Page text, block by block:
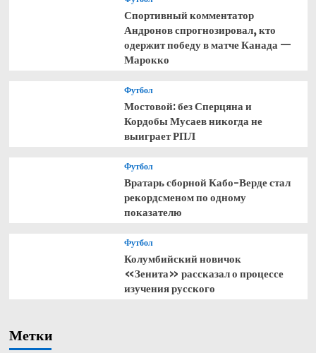
Спортивный комментатор
Андронов спрогнозировал, кто
одержит победу в матче Канада —
Марокко
Футбол
Мостовой: без Сперцяна и
Кордобы Мусаев никогда не
выиграет РПЛ
Футбол
Вратарь сборной Кабо-Верде стал
рекордсменом по одному
показателю
Футбол
Колумбийский новичок
«Зенита» рассказал о процессе
изучения русского
Метки